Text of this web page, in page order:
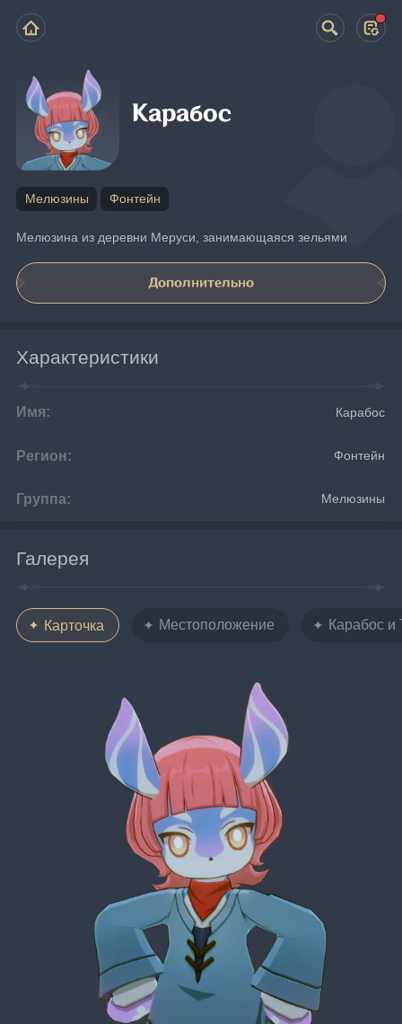
Карабос
Мелюзины Фонтейн
Мелюзина из деревни Меруси, занимающаяся зельями
Дополнительно
Характеристики
Имя: Карабос
Регион: Фонтейн
Группа: Мелюзины
Галерея
Карточка Местоположение Карабос и